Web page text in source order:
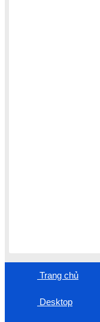
Trang chủ
Desktop